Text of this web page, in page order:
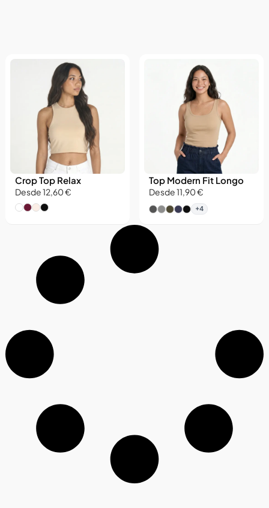
Crop Top Relax
Desde 12,60 €
Top Modern Fit Longo
Desde 11,90 €
+4
Assistente virtual do Matter Studio